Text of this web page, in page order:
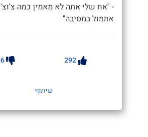
- "אח שלי אתה לא מאמין כמה
אתמול במסיבה"
292
שיתוף